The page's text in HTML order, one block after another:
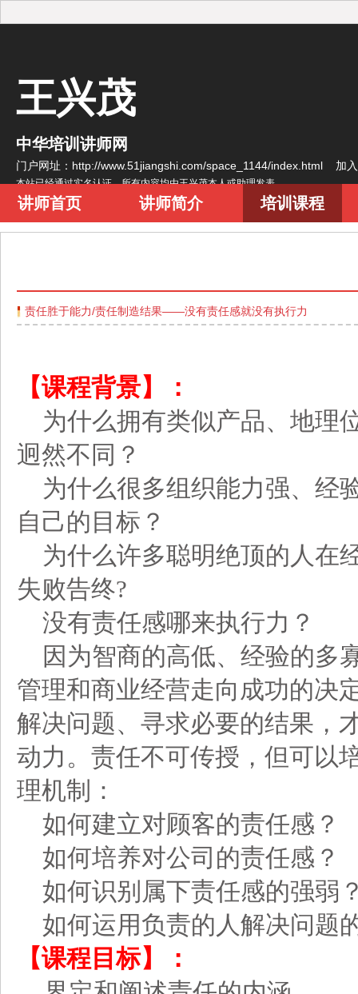
王兴茂
中华培训讲师网
门户网址：http://www.51jiangshi.com/space_1144/index.html 加
本站已经通过实名认证，所有内容均由王兴茂本人或助理发表
讲师首页 讲师简介 培训课程
责任胜于能力/责任制造结果——没有责任感就没有执行力
【课程背景】：
为什么拥有类似产品、地理
迥然不同？
为什么很多组织能力强、经
自己的目标？
为什么许多聪明绝顶的人在
失败告终?
没有责任感哪来执行力？
因为智商的高低、经验的多
管理和商业经营走向成功的决
解决问题、寻求必要的结果，
动力。责任不可传授，但可以
理机制：
如何建立对顾客的责任感？
如何培养对公司的责任感？
如何识别属下责任感的强弱
如何运用负责的人解决问题
【课程目标】：